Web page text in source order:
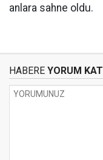
anlara sahne oldu.
HABERE YORUM KAT